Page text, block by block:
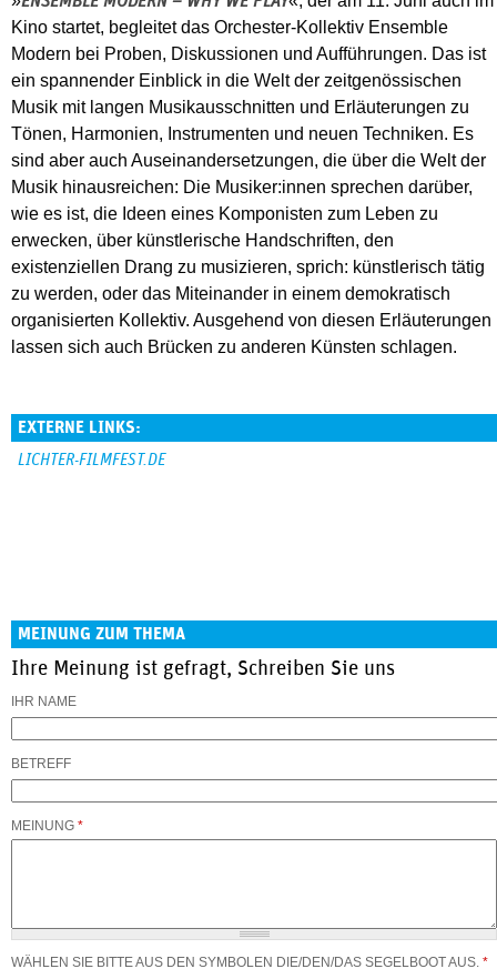
Kino startet, begleitet das Orchester-Kollektiv Ensemble
Modern bei Proben, Diskussionen und Aufführungen. Das ist
ein spannender Einblick in die Welt der zeitgenössischen
Musik mit langen Musikausschnitten und Erläuterungen zu
Tönen, Harmonien, Instrumenten und neuen Techniken. Es
sind aber auch Auseinandersetzungen, die über die Welt der
Musik hinausreichen: Die Musiker:innen sprechen darüber,
wie es ist, die Ideen eines Komponisten zum Leben zu
erwecken, über künstlerische Handschriften, den
existenziellen Drang zu musizieren, sprich: künstlerisch tätig
zu werden, oder das Miteinander in einem demokratisch
organisierten Kollektiv. Ausgehend von diesen Erläuterungen
lassen sich auch Brücken zu anderen Künsten schlagen.
EXTERNE LINKS:
LICHTER-FILMFEST.DE
MEINUNG ZUM THEMA
Ihre Meinung ist gefragt, Schreiben Sie uns
IHR NAME
BETREFF
MEINUNG *
WÄHLEN SIE BITTE AUS DEN SYMBOLEN DIE/DEN/DAS SEGELBOOT AUS. *